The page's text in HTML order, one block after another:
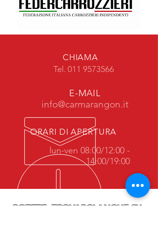
CHIAMA
Tel. 011 9573566
info@carmarangon.it
E-MAIL
ORARI DI APERTURA
lun-ven 08:00/12:00 -
14:00/19:00
POTETE TROVARCI ANCHE SU: